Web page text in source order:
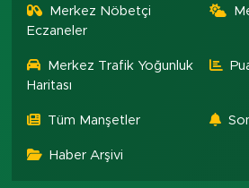
Merkez Nöbetçi
Eczaneler
Merkez Trafik Yoğunluk
Haritası
Tüm Manşetler
Haber Arşivi